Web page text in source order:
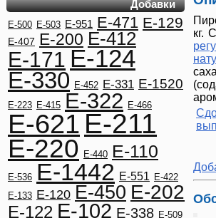
Добавки
E-500 E-503 E-951 E-471 E-129
E-407 E-200 E-412
E-171 E-124
E-330 E-452 E-331 E-1520
E-223 E-415 E-322 E-466
E-621 E-211
E-220 E-440 E-110
E-536 E-1442 E-551 E-422
E-133 E-120 E-450 E-202
E-122 E-102 E-338 E-509
кг.